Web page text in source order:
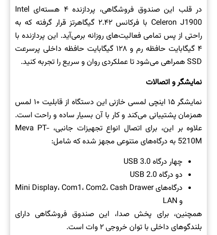
در قلب این صندوق فروشگاهی، پردازنده ۴ هسته‌ای Intel
Celeron J1900 با فرکانس ۲.۴۲ گیگاهرتز قرار گرفته که به
راحتی از پس تمامی فعالیت‌های روزانه برمی‌آید. این پردازنده با
۴ گیگابایت حافظه رم و ۱۲۸ گیگابایت حافظه داخلی پرسرعت
SSD همراهی می‌شود تا عملکردی روان و سریع را تجربه کنید.
نمایشگر و اتصالات
نمایشگر ۱۵ اینچی لمسی خازنی این دستگاه از قابلیت ۱۰ لمس
همزمان پشتیبانی می‌کند و کار با آن بسیار ساده و راحت است.
علاوه بر این، برای اتصال انواع تجهیزات جانبی، Meva PT-
5210M به درگاه‌های متنوعی مجهز شده که شامل:
چهار درگاه USB 3.0
دو درگاه USB 2.0
درگاه‌های Mini Display، Com1، Com2، Cash Drawer
و LAN
همچنین، برای پخش صدا، این صندوق فروشگاهی دارای
بلندگوهای داخلی با توان خروجی ۲ وات است.